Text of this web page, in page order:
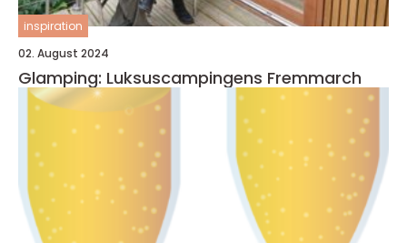
inspiration
02. August 2024
Glamping: Luksuscampingens Fremmarch